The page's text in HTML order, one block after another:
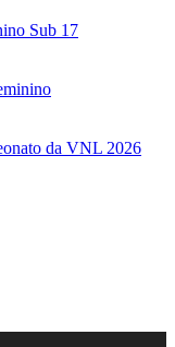
Sub 17
da VNL 2026